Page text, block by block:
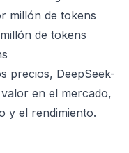
millón de tokens
de tokens
precios, DeepSeek-
en el mercado,
y el rendimiento.